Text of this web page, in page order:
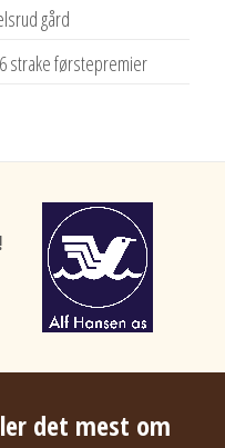
gård
strake førstepremier
det mest om